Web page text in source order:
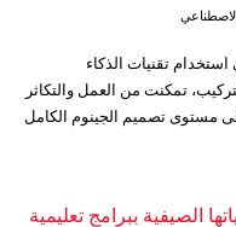
تقنيات الذكاء
تمكنت من العمل والتكاثر
مستوى تصميم الجينوم الكامل
الصيفية ببرامج تعليمية